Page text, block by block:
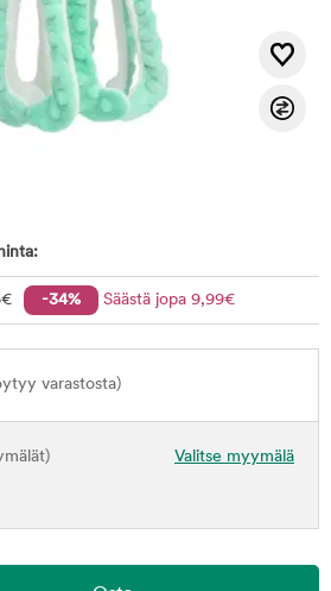
€ -34% Säästä jopa 9,99€
varastosta)
Valitse myymälä